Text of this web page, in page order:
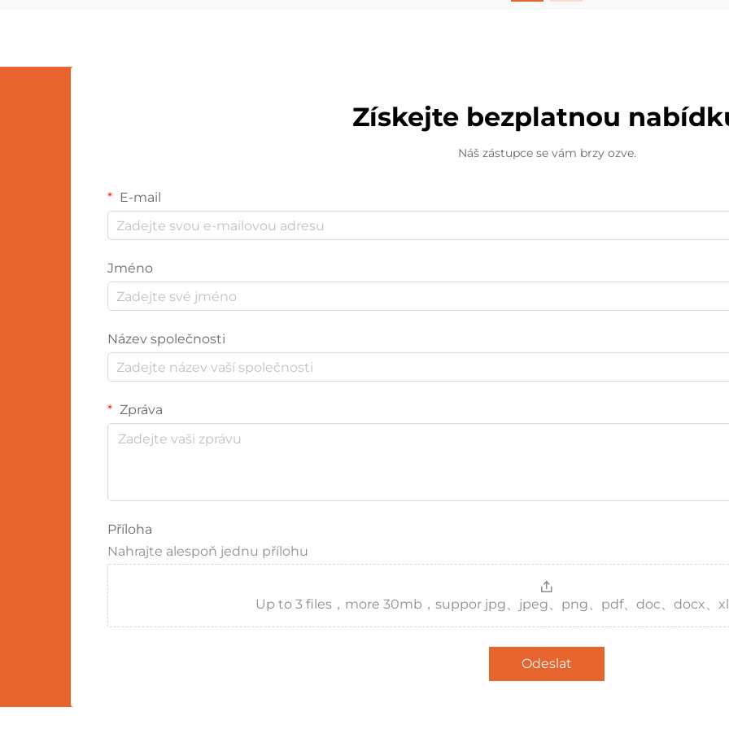
Získejte bezplatnou
Náš zástupce se vám brzy ozve.
E-mail
Jméno
Název společnosti
Zpráva
Příloha
Nahrajte alespoň jednu přílohu
Up to 3 files，more 30mb，suppor jpg、jpeg、png、pdf、doc、docx、
Odeslat